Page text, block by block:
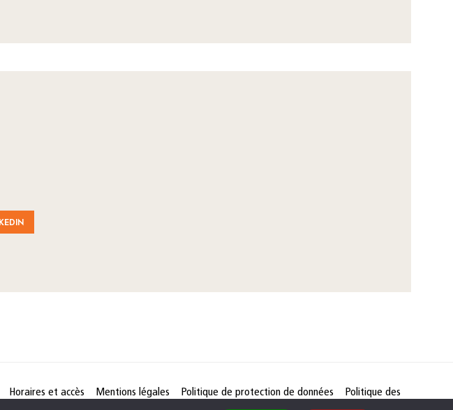
Horaires et accès Mentions légales Politique de protection de données
Politique des